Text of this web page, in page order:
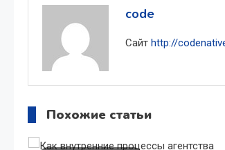
записям
code
Сайт http://
Похожие статьи